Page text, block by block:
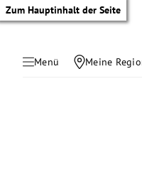
Zum Hauptinhalt der Seite
Menü Meine